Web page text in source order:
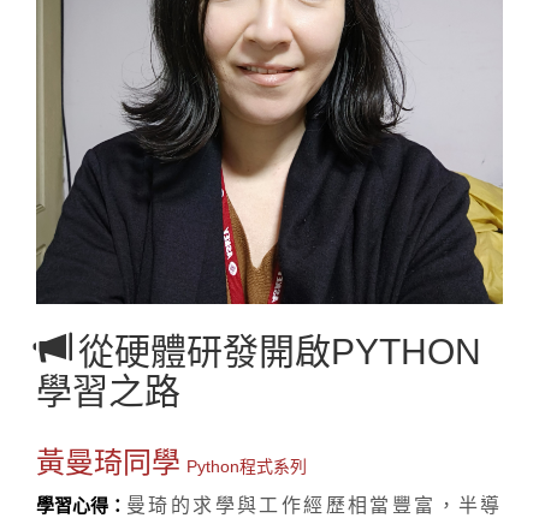
從硬體研發開啟PYTHON
學習之路
黃曼琦同學 Python程式系列
學習心得： 曼琦的求學與工作經歷相當豐富，半導